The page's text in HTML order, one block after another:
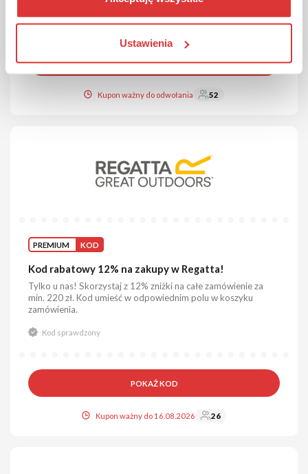
Ustawienia
POKAŻ KOD
Kupon ważny do odwołania 52
PREMIUM KOD
Kod rabatowy 12% na zakupy w Regatta!
Tylko u nas! Skorzystaj z 12% zniżki na całe zamówienie za
min. 220 zł. Kod umieść w odpowiednim polu w koszyku
zamówienia.
Kod sprawdzony
POKAŻ KOD
Kupon ważny do 16.08.2026 26